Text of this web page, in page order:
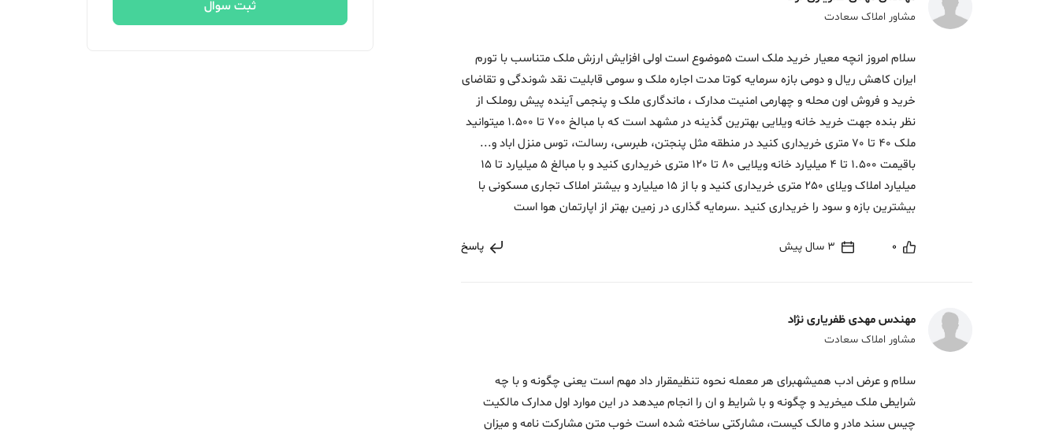
مشاور املاک سعادت
سلام امروز انچه معیار خرید ملک است 5موضوع است اولی افزایش ارزش ملک متناسب با تورم
ایران کاهش ریال و دومی بازه سرمایه کوتا مدت اجاره ملک و سومی قابلیت نقد شوندگی و تقاضای
خرید و فروش اون محله و چهارمی امنیت مدارک ، ماندگاری ملک و پنجمی آینده پیش روملک از
نظر بنده جهت خرید خانه ویلایی بهترین گذینه در مشهد است که با مبالخ 700 تا 1.500 میتوانید
ملک 40 تا 70 متری خریداری کنید در منطقه مثل پنجتن، طبرسی، رسالت، توس منزل اباد و...
باقیمت 1.500 تا 4 میلیارد خانه ویلایی 80 تا 120 متری خریداری کنید و با مبالغ 5 میلیارد تا 15
میلیارد املاک ویلای 250 متری خریداری کنید و با از 15 میلیارد و بیشتر املاک تجاری مسکونی با
بیشترین بازه و سود را خریداری کنید .سرمایه گذاری در زمین بهتر از اپارتمان هوا است
0 3 سال پیش پاسخ
مهندس مهدی ظفریاری نژاد
مشاور املاک سعادت
سلام و عرض ادب همیشهبرای هر معمله نحوه تنظیمقرار داد مهم است یعنی چگونه و با چه
شرایطی ملک میخرید و چگونه و با شرایط و ان را انجام میدهد در این موارد اول مدارک مالکیت
چیس سند مادر و مالک کیست، مشارکتی ساخته شده است خوب متن مشارکت نامه و میزان
ثبت سوال